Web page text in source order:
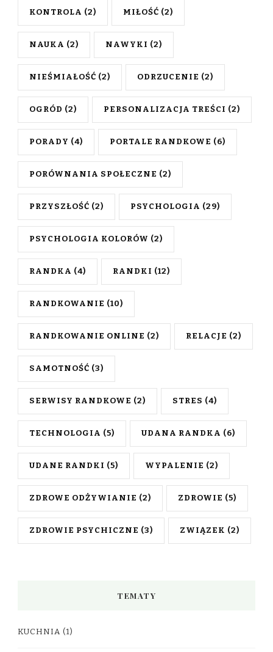
KONTROLA (2) MIŁOŚĆ (2)
NAUKA (2) NAWYKI (2)
NIEŚMIAŁOŚĆ (2) ODRZUCENIE (2)
OGRÓD (2) PERSONALIZACJA TREŚCI (2)
PORADY (4) PORTALE RANDKOWE (6)
PORÓWNANIA SPOŁECZNE (2)
PRZYSZŁOŚĆ (2) PSYCHOLOGIA (29)
PSYCHOLOGIA KOLORÓW (2)
RANDKA (4) RANDKI (12)
RANDKOWANIE (10)
RANDKOWANIE ONLINE (2) RELACJE (2)
SAMOTNOŚĆ (3)
SERWISY RANDKOWE (2) STRES (4)
TECHNOLOGIA (5) UDANA RANDKA (6)
UDANE RANDKI (5) WYPALENIE (2)
ZDROWE ODŻYWIANIE (2) ZDROWIE (5)
ZDROWIE PSYCHICZNE (3) ZWIĄZEK (2)
TEMATY
KUCHNIA (1)